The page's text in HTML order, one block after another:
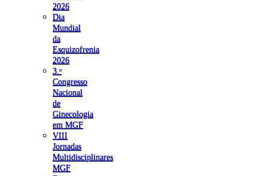
2026
Dia
Mundial
da
Esquizofrenia
2026
3.ᵒ
Congresso
Nacional
de
Ginecologia
em MGF
VIII
Jornadas
Multidisciplinares
MGF